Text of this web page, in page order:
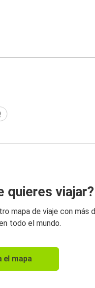
quieres viajar?
mapa de viaje con más
todo el mundo.
el mapa